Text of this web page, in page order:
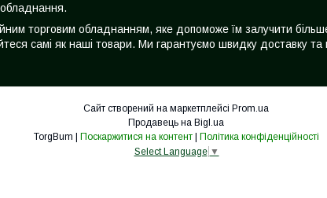
обладнання.
торговим обладнанням, яке допоможе їм залучити
самі як наші товари. Ми гарантуємо швидку доставку та
Сайт створений на маркетплейсі Prom.ua
Продавець на Bigl.ua
TorgBum | Поскаржитися на контент | Політика конфіденційності
Select Language ▼